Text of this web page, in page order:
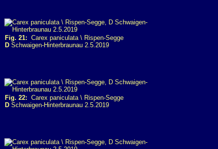
Fig. 21: Carex paniculata \ Rispen-Segge
D Schwaigen-Hinterbraunau 2.5.2019
Fig. 22: Carex paniculata \ Rispen-Segge
D Schwaigen-Hinterbraunau 2.5.2019